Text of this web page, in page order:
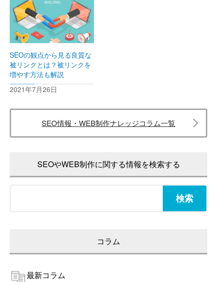
SEOの観点から見る良質な
被リンクとは？被リンクを
増やす方法も解説
2021年7月26日
SEO情報・WEB制作ナレッジコラム一覧
SEOやWEB制作に関する情報を検索する
コラム
最新コラム